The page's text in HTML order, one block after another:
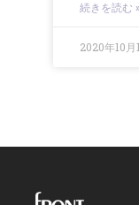
続きを読む »
2020年10月